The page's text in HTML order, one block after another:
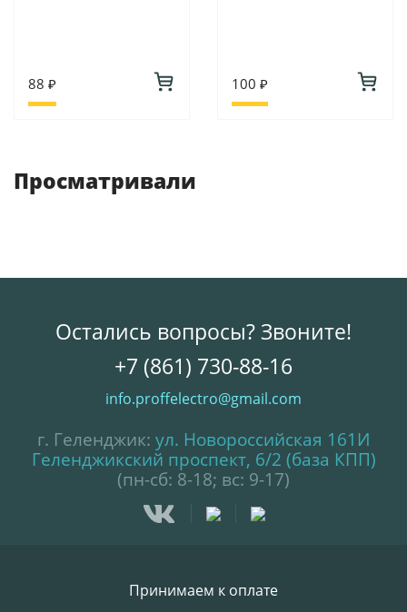
88 ₽ 100 ₽
Просматривали
Остались вопросы? Звоните!
+7 (861) 730-88-16
info.proffelectro@gmail.com
г. Геленджик: ул. Новороссийская 161И
Геленджикский проспект, 6/2 (база КПП)
(пн-сб: 8-18; вс: 9-17)
Принимаем к оплате